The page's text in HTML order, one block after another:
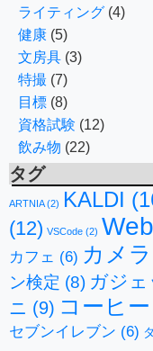
ライティング (4)
健康 (5)
文房具 (3)
特撮 (7)
目標 (8)
資格試験 (12)
飲み物 (22)
タグ
ARTNIA(2) KALDI
(12) VSCode (2) Web
カフェ (6) カメラ
ン検定 (8) ガジェ
ニ (9) コーヒー
セブンイレブン (6)